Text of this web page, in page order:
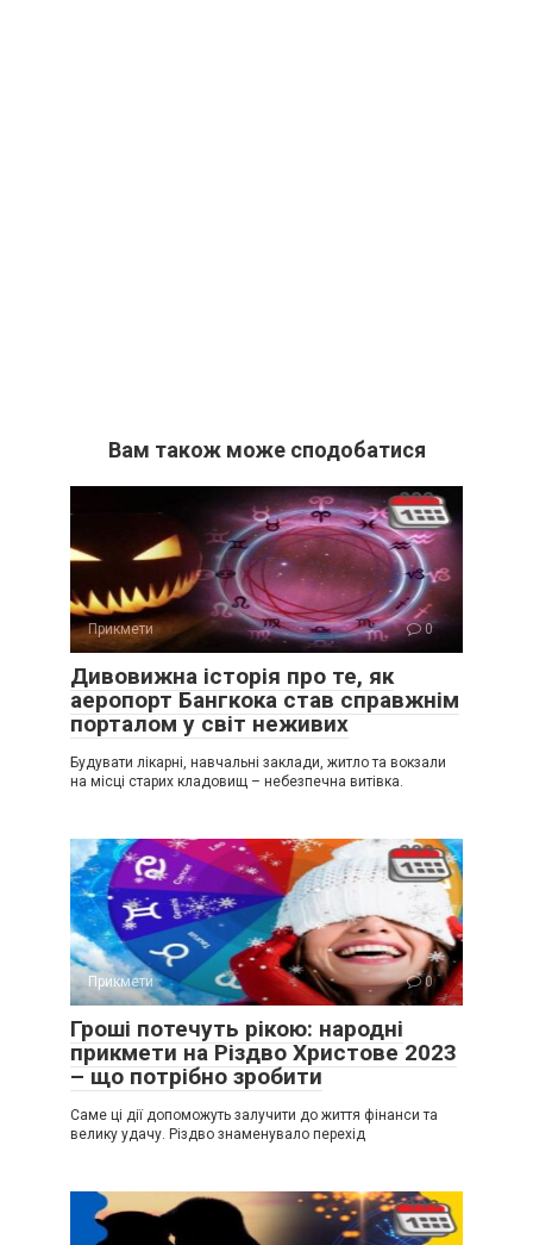
Вам також може сподобатися
Прикмети 0
Дивовижна історія про те, як
аеропорт Бангкока став справжнім
порталом у світ неживих
Будувати лікарні, навчальні заклади, житло та вокзали
на місці старих кладовищ – небезпечна витівка.
Прикмети 0
Гроші потечуть рікою: народні
прикмети на Різдво Христове 2023
– що потрібно зробити
Саме ці дії допоможуть залучити до життя фінанси та
велику удачу. Різдво знаменувало перехід